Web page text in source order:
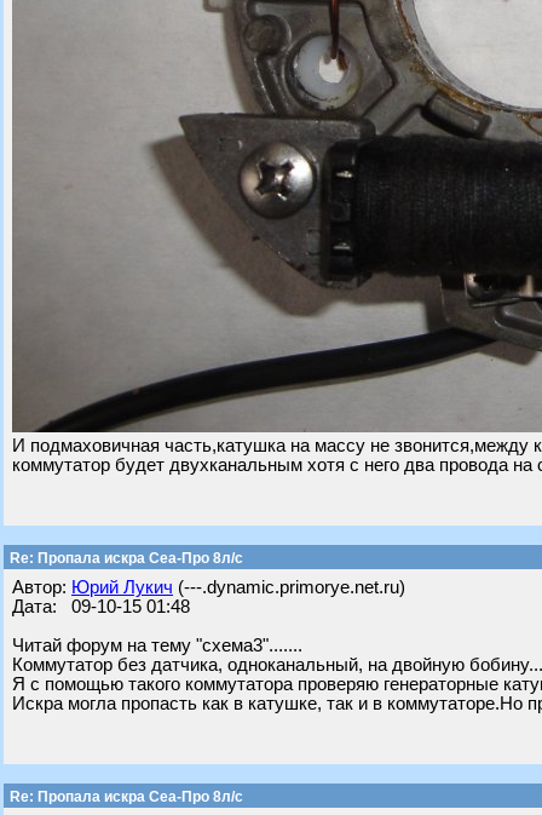
И подмаховичная часть,катушка на массу не
коммутатор будет двухканальным хотя с него два провода
Re: Пропала искра Сеа-Про 8л/с
Автор: Юрий Лукич (---.dynamic.primorye.net.ru)
Дата: 09-10-15 01:48
Читай форум на тему "схема3".......
Коммутатор без датчика, одноканальный, на двойную
Я с помощью такого коммутатора проверяю генераторные
Искра могла пропасть как в катушке, так и в коммутаторе.Но
Re: Пропала искра Сеа-Про 8л/с